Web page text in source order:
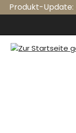
Zum Hauptinhalt
Produkt-Update: